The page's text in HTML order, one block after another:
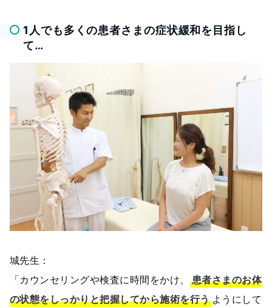
1人でも多くの患者さまの症状緩和を目指し
て…
城先生：
「カウンセリングや検査に時間をかけ、
患者さまのお体
の状態をしっかりと把握してから施術を行うようにして